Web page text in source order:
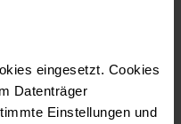
eingesetzt. Cookies
Datenträger
Einstellungen und
das Angebot